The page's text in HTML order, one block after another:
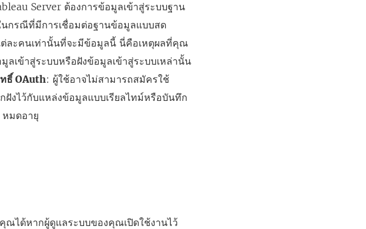
Server ต้องการข้อมูลเข้าสู่ระบบฐาน
กรณีที่มีการเชื่อมต่อฐานข้อมูลแบบสด
ต่ละคนเท่านั้นที่จะมีข้อมูลนี้ นี่คือเหตุผลที่คุณ
ลเข้าสู่ระบบหรือฝังข้อมูลเข้าสู่ระบบเหล่านั้น
ธิ์ OAuth: ผู้ใช้อาจไม่สามารถสมัครใช้
งไว้กับแหล่งข้อมูลแบบเรียลไทม์หรือบันทึก
หมดอายุ
ณได้หากผู้ดูแลระบบของคุณเปิดใช้งานไว้